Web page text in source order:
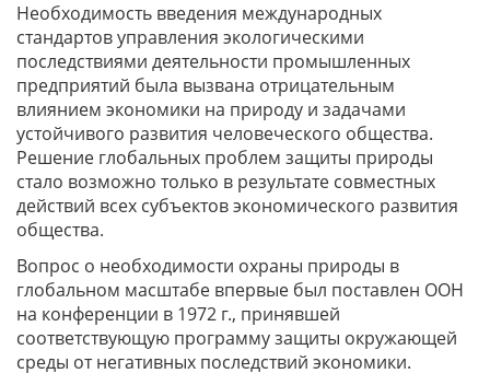
Необходимость введения международных
стандартов управления экологическими
последствиями деятельности промышленных
предприятий была вызвана отрицательным
влиянием экономики на природу и задачами
устойчивого развития человеческого общества.
Решение глобальных проблем защиты природы
стало возможно только в результате совместных
действий всех субъектов экономического развития
общества.
Вопрос о необходимости охраны природы в
глобальном масштабе впервые был поставлен ООН
на конференции в 1972 г., принявшей
соответствующую программу защиты окружающей
среды от негативных последствий экономики.